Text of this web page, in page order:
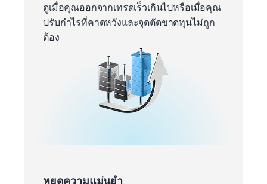
ดูเมื่อคุณออกจากเทรดเร็วเกินไปหรือเมื่อคุณ
ปรับกำไรที่คาดหวังและจุดตัดขาดทุนไม่ถูก
ต้อง
หยุดความแม่นยำ